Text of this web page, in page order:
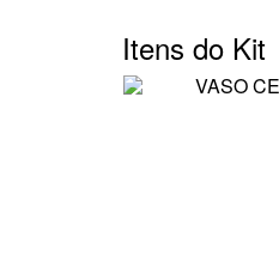
Itens do Kit